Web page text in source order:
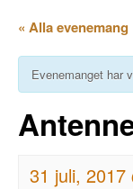
« Alla evenemang
Evenemanget har
31 juli, 2017